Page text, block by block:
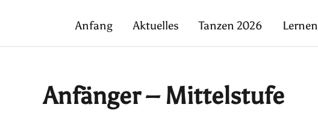
Anfang Aktuelles Tanzen 2026 Lernen
Anfänger – Mittelstufe